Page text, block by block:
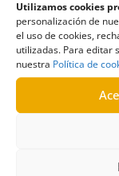
Utilizamos cookies
personalización de
el uso de cookies,
utilizadas. Para editar
nuestra Política de
Animal,gasto,
maltrato